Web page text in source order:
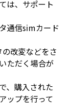
は、サポート
通信simカード
改変などをさ
ただく場合が
、購入された
ップを行って